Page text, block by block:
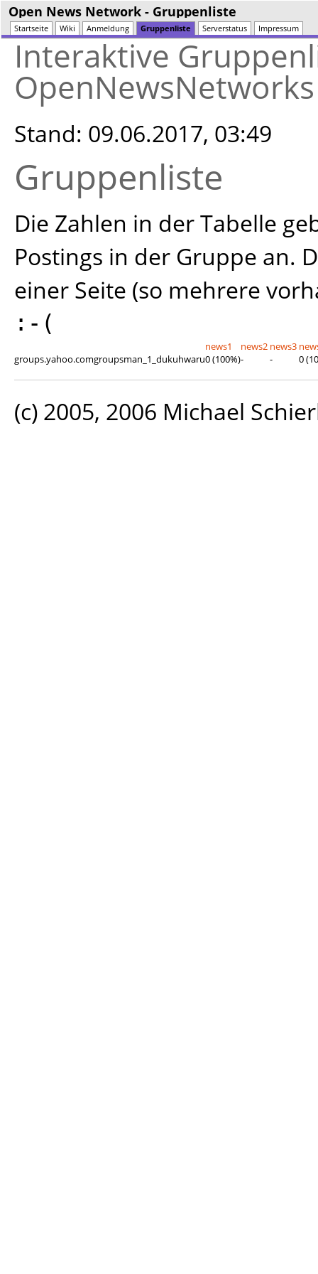
Open News Network - Gruppenliste
Startseite Wiki Anmeldung Gruppenliste Serverstatus Impressum
Interaktive
OpenNewsNetworks
Stand: 09.06.2017, 03:49
Gruppenliste
Die Zahlen in der Tabelle
Postings in der Gruppe an.
einer Seite (so mehrere
:-(
news1 news2 news3
groups.yahoo.comgroupsman_1_dukuhwaru0 (100%)- - 0
(c) 2005, 2006 Michael